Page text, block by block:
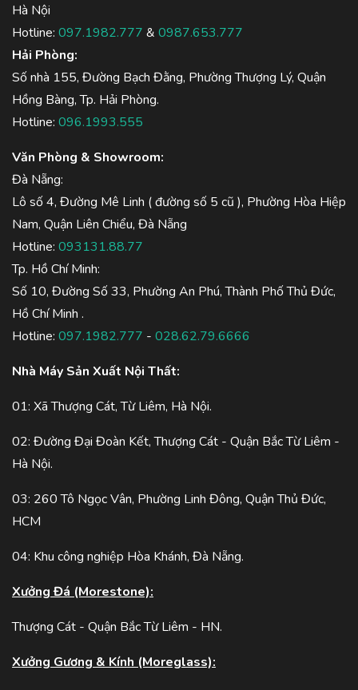
Hà Nội
Hotline: 097.1982.777 & 0987.653.777
Hải Phòng:
Số nhà 155, Đường Bạch Đằng, Phường Thượng Lý, Quận
Hồng Bàng, Tp. Hải Phòng.
Hotline: 096.1993.555
Văn Phòng & Showroom:
Đà Nẵng:
Lô số 4, Đường Mê Linh ( đường số 5 cũ ), Phường Hòa Hiệp
Nam, Quận Liên Chiểu, Đà Nẵng
Hotline: 093131.88.77
Tp. Hồ Chí Minh:
Số 10, Đường Số 33, Phường An Phú, Thành Phố Thủ Đức,
Hồ Chí Minh .
Hotline: 097.1982.777 - 028.62.79.6666
Nhà Máy Sản Xuất Nội Thất:
01: Xã Thượng Cát, Từ Liêm, Hà Nội.
02: Đường Đại Đoàn Kết, Thượng Cát - Quận Bắc Từ Liêm -
Hà Nội.
03: 260 Tô Ngọc Vân, Phường Linh Đông, Quận Thủ Đức,
HCM
04: Khu công nghiệp Hòa Khánh, Đà Nẵng.
Xưởng Đá (Morestone):
Thượng Cát - Quận Bắc Từ Liêm - HN.
Xưởng Gương & Kính (Moreglass):